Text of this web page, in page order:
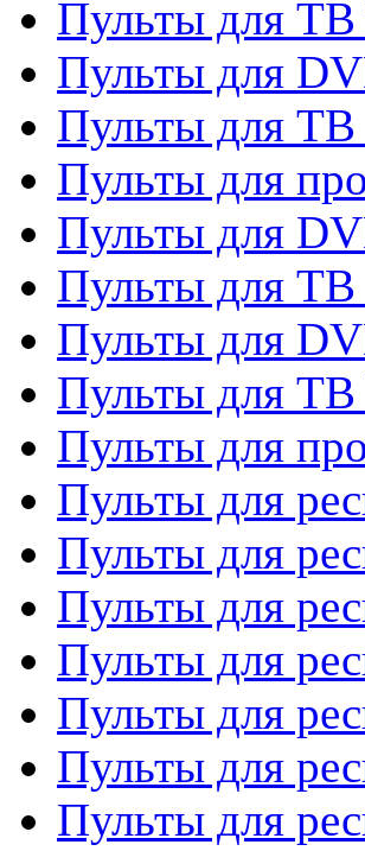
Пульты для ТВ
Пульты для
Пульты для ТВ
Пульты для
Пульты для
Пульты для ТВ
Пульты для
Пульты для ТВ
Пульты для
Пульты для
Пульты для
Пульты для
Пульты для
Пульты для
Пульты для
Пульты для